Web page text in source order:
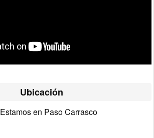
Ubicación
Estamos en Paso Carrasco